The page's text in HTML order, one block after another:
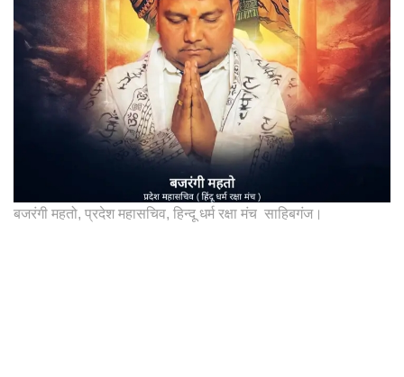
बजरंगी महतो, प्रदेश महासचिव, हिन्दू धर्म रक्षा मंच साहिबगंज।